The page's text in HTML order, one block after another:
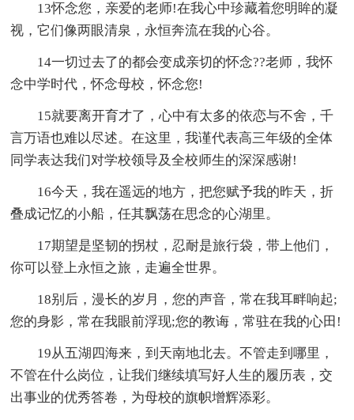
13怀念您，亲爱的老师!在我心中珍藏着您明眸的凝
视，它们像两眼清泉，永恒奔流在我的心谷。
14一切过去了的都会变成亲切的怀念??老师，我怀
念中学时代，怀念母校，怀念您!
15就要离开育才了，心中有太多的依恋与不舍，千
言万语也难以尽述。在这里，我谨代表高三年级的全体
同学表达我们对学校领导及全校师生的深深感谢!
16今天，我在遥远的地方，把您赋予我的昨天，折
叠成记忆的小船，任其飘荡在思念的心湖里。
17期望是坚韧的拐杖，忍耐是旅行袋，带上他们，
你可以登上永恒之旅，走遍全世界。
18别后，漫长的岁月，您的声音，常在我耳畔响起;
您的身影，常在我眼前浮现;您的教诲，常驻在我的心田!
19从五湖四海来，到天南地北去。不管走到哪里，
不管在什么岗位，让我们继续填写好人生的履历表，交
出事业的优秀答卷，为母校的旗帜增辉添彩。